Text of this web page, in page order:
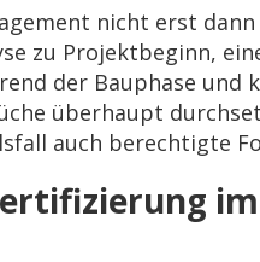
nicht erst
zu Projektbeginn,
der Bauphase und
überhaupt
auch berechtigte